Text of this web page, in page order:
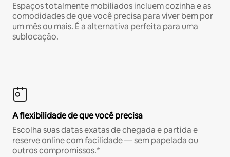
Espaços totalmente mobiliados incluem cozinha e as
comodidades de que você precisa para viver bem por
um mês ou mais. É a alternativa perfeita para uma
sublocação.
A flexibilidade de que você precisa
Escolha suas datas exatas de chegada e partida e
reserve online com facilidade — sem papelada ou
outros compromissos.*